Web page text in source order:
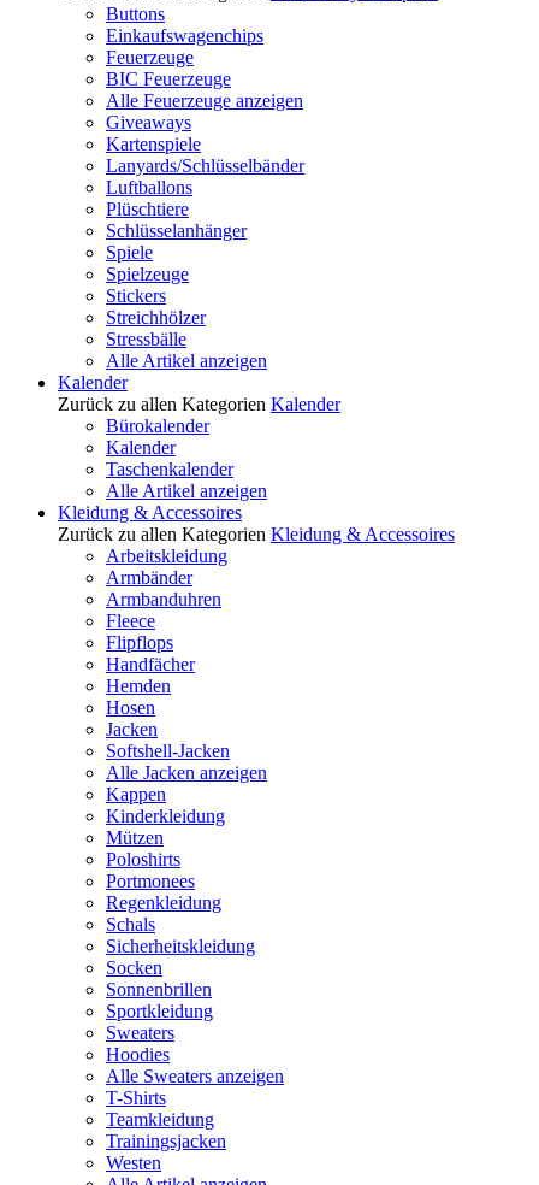
Buttons
Einkaufswagenchips
Feuerzeuge
BIC Feuerzeuge
Alle Feuerzeuge anzeigen
Giveaways
Kartenspiele
Lanyards/Schlüsselbänder
Luftballons
Plüschtiere
Schlüsselanhänger
Spiele
Spielzeuge
Stickers
Streichhölzer
Stressbälle
Alle Artikel anzeigen
Kalender
Zurück zu allen Kategorien Kalender
Bürokalender
Kalender
Taschenkalender
Alle Artikel anzeigen
Kleidung & Accessoires
Zurück zu allen Kategorien Kleidung & Accessoires
Arbeitskleidung
Armbänder
Armbanduhren
Fleece
Flipflops
Handfächer
Hemden
Hosen
Jacken
Softshell-Jacken
Alle Jacken anzeigen
Kappen
Kinderkleidung
Mützen
Poloshirts
Portmonees
Regenkleidung
Schals
Sicherheitskleidung
Socken
Sonnenbrillen
Sportkleidung
Sweaters
Hoodies
Alle Sweaters anzeigen
T-Shirts
Teamkleidung
Trainingsjacken
Westen